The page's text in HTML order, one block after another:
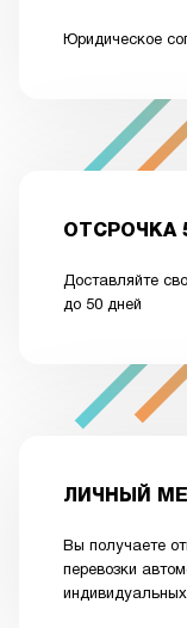
Юридическое
ОТСРОЧКА
Доставляйте
до 50 дней
ЛИЧНЫЙ
Вы получаете
перевозки